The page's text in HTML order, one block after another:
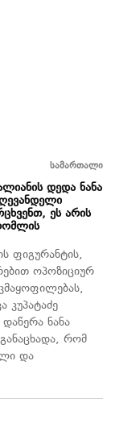
სამართალი
დედა ნანა
ეს არის
ფიგურანტის,
ოპოზიციურ
ნანა
რომ
და